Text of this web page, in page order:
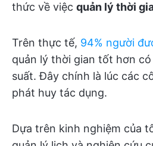
thức về việc quản lý thời
Trên thực tế, 94% người
quản lý thời gian tốt hơn
suất. Đây chính là lúc các
phát huy tác dụng.
Dựa trên kinh nghiệm của